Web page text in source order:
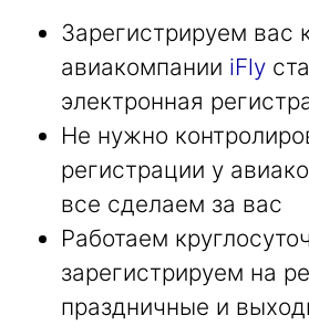
Зарегистрируем вас
авиакомпании iFly
электронная
Не нужно
регистрации у
все сделаем за вас
Работаем
зарегистрируем на
праздничные и